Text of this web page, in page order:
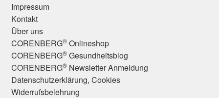
Impressum
Kontakt
Über uns
CORENBERG®Onlineshop
CORENBERG®Gesundheitsblog
CORENBERG®Newsletter Anmeldung
Datenschutzerklärung, Cookies
Widerrufsbelehrung